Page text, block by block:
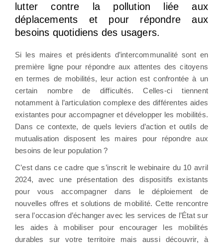
lutter contre la pollution liée aux
déplacements et pour répondre aux
besoins quotidiens des usagers.
Si les maires et présidents d’intercommunalité sont en
première ligne pour répondre aux attentes des citoyens
en termes de mobilités, leur action est confrontée à un
certain nombre de difficultés. Celles-ci tiennent
notamment à l’articulation complexe des différentes aides
existantes pour accompagner et développer les mobilités.
Dans ce contexte, de quels leviers d’action et outils de
mutualisation disposent les maires pour répondre aux
besoins de leur population ?
C’est dans ce cadre que s’inscrit le webinaire du 10 avril
2024, avec une présentation des dispositifs existants
pour vous accompagner dans le déploiement de
nouvelles offres et solutions de mobilité. Cette rencontre
sera l’occasion d’échanger avec les services de l’État sur
les aides à mobiliser pour encourager les mobilités
durables sur votre territoire mais aussi découvrir, à